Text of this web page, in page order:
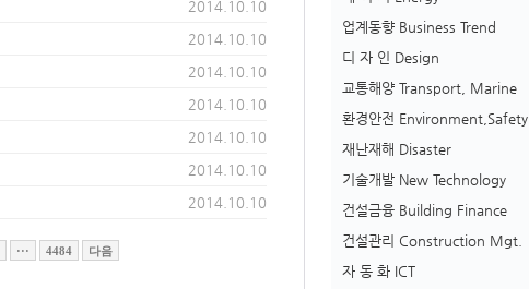
2014.10.10
2014.10.10
2014.10.10
2014.10.10
2014.10.10
2014.10.10
2014.10.10
··· 4484 다음
업계동향 Business Trend
디 자 인 Design
교통해양 Transport, Marine
환경안전 Environment,Safety
재난재해 Disaster
기술개발 New Technology
건설금융 Building Finance
건설관리 Construction Mgt.
자 동 화 ICT